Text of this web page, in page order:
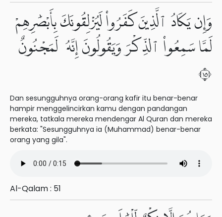
وَإِن يَكَادُ ٱلَّذِينَ كَفَرُوا۟ لَيُزْلِقُونَكَ بِأَبْصَٰرِهِمْ
لَمَّا سَمِعُوا۟ ٱلذِّكْرَ وَيَقُولُونَ إِنَّهُۥ لَمَجْنُونٌ
٥١
Dan sesungguhnya orang-orang kafir itu benar-benar
hampir menggelincirkan kamu dengan pandangan
mereka, tatkala mereka mendengar Al Quran dan mereka
berkata: "Sesungguhnya ia (Muhammad) benar-benar
orang yang gila".
Al-Qalam : 51